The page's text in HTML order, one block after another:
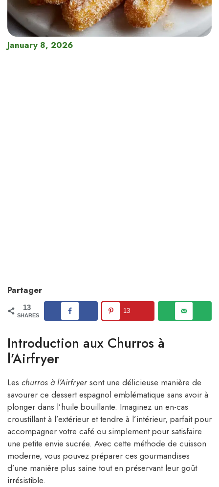
January 8, 2026
Partager
13
SHARES
13
Introduction aux Churros à
l’Airfryer
Les churros à l’Airfryersont une délicieuse manière de
savourer ce dessert espagnol emblématique sans avoir à
plonger dans l’huile bouillante. Imaginez un en-cas
croustillant à l’extérieur et tendre à l’intérieur, parfait pour
accompagner votre café ou simplement pour satisfaire
une petite envie sucrée. Avec cette méthode de cuisson
moderne, vous pouvez préparer ces gourmandises
d’une manière plus saine tout en préservant leur goût
irrésistible.